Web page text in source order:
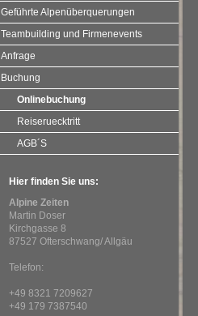
Geführte Alpenüberquerungen
Teambuilding und Firmenevents
Anfrage
Buchung
Onlinebuchung
Reiseruecktritt
AGB´S
Hier finden Sie uns:
Alpine Zeiten
Martin Doser
Kirchgasse 8
87527 Ofterschwang/ Allgäu
Telefon:
+49 8321 7209627
+49 179 7387540